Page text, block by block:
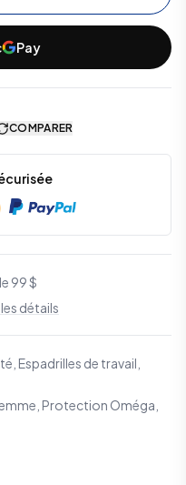
Pay
COMPARER
99 $
détails
Espadrilles de travail
Protection Oméga,